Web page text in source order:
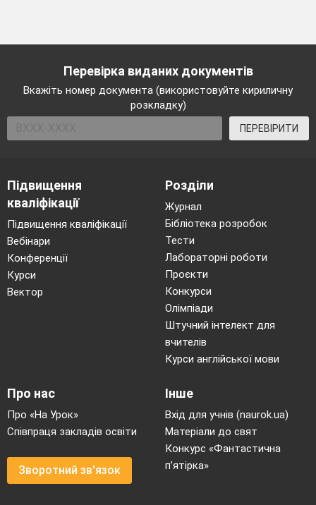
Перевірка виданих документів
Вкажіть номер документа (використовуйте кириличну
розкладку)
ПЕРЕВІРИТИ
Підвищення
кваліфікації
Підвищення кваліфікації
Вебінари
Конференції
Курси
Вектор
Розділи
Журнал
Бібліотека розробок
Тести
Лабораторні роботи
Проєкти
Конкурси
Олімпіади
Штучний інтелект для
вчителів
Курси англійської мови
Про нас
Про «На Урок»
Співпраця закладів освіти
Зворотний зв'язок
Інше
Вхід для учнів (naurok.ua)
Матеріали до свят
Конкурс «Фантастична
п’ятірка»